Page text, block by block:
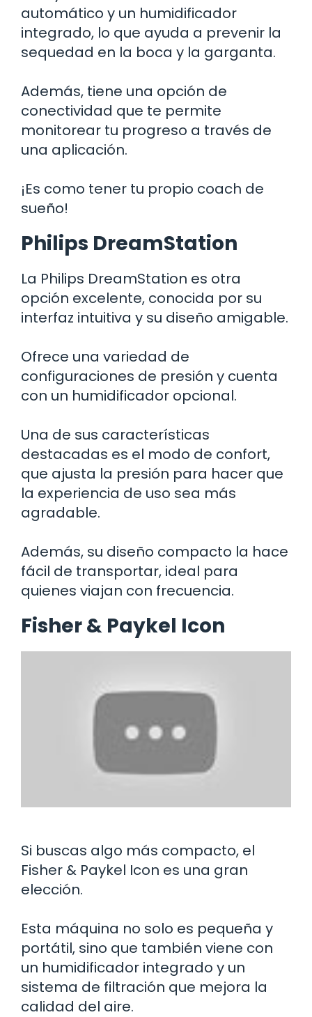
automático y un humidificador
integrado, lo que ayuda a prevenir la
sequedad en la boca y la garganta.
Además, tiene una opción de
conectividad que te permite
monitorear tu progreso a través de
una aplicación.
¡Es como tener tu propio coach de
sueño!
Philips DreamStation
La Philips DreamStation es otra
opción excelente, conocida por su
interfaz intuitiva y su diseño amigable.
Ofrece una variedad de
configuraciones de presión y cuenta
con un humidificador opcional.
Una de sus características
destacadas es el modo de confort,
que ajusta la presión para hacer que
la experiencia de uso sea más
agradable.
Además, su diseño compacto la hace
fácil de transportar, ideal para
quienes viajan con frecuencia.
Fisher & Paykel Icon
Si buscas algo más compacto, el
Fisher & Paykel Icon es una gran
elección.
Esta máquina no solo es pequeña y
portátil, sino que también viene con
un humidificador integrado y un
sistema de filtración que mejora la
calidad del aire.